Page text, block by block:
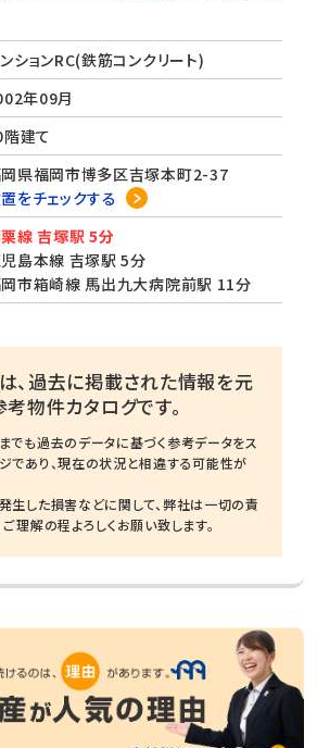
ションRC(鉄筋コンクリート)
年09月
階建て
県福岡市博多区吉塚本町2-37
をチェックする
線 吉塚駅 5分
島本線 吉塚駅 5分
市箱崎線 馬出九大病院前駅 11分
、過去に掲載された情報を元
考物件カタログです。
でも過去のデータに基づく参考データをス
であり、現在の状況と相違する可能性が
生した損害などに関して、弊社は一切の責
理解の程よろしくお願い致します。